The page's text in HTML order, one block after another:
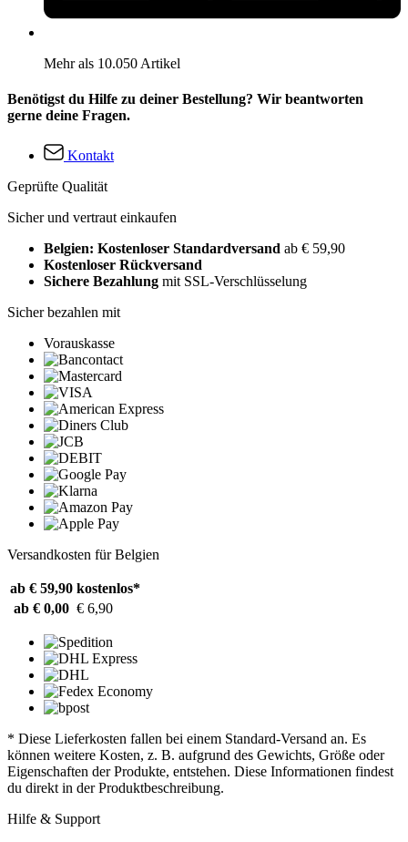
Mehr als 10.050 Artikel
Benötigst du Hilfe zu deiner Bestellung? Wir beantworten
gerne deine Fragen.
Kontakt
Geprüfte Qualität
Sicher und vertraut einkaufen
Belgien: Kostenloser Standardversand ab € 59,90
Kostenloser Rückversand
Sichere Bezahlung mit SSL-Verschlüsselung
Sicher bezahlen mit
Vorauskasse
Versandkosten für Belgien
ab € 59,90 kostenlos*
ab € 0,00 € 6,90
* Diese Lieferkosten fallen bei einem Standard-Versand an. Es
können weitere Kosten, z. B. aufgrund des Gewichts, Größe oder
Eigenschaften der Produkte, entstehen. Diese Informationen findest
du direkt in der Produktbeschreibung.
Hilfe & Support